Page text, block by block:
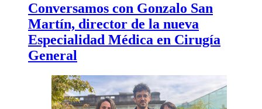
Conversamos con Gonzalo San
Martín, director de la nueva
Especialidad Médica en Cirugía
General